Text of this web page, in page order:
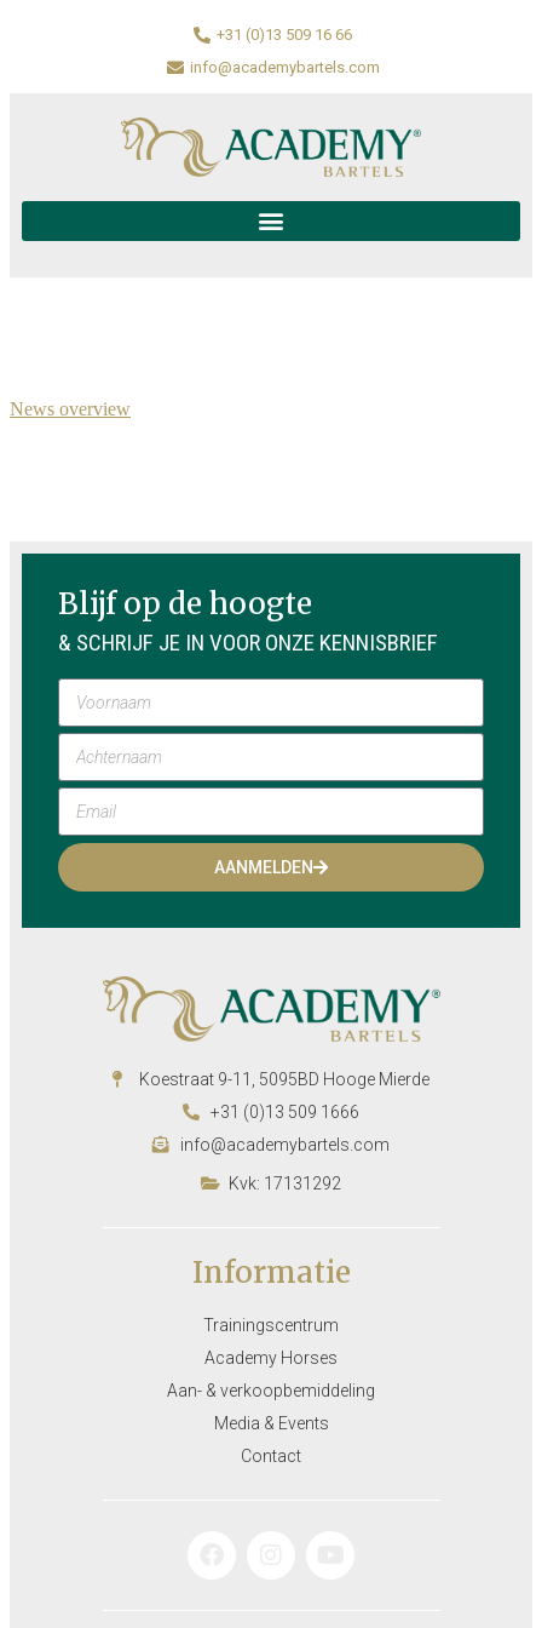
+31 (0)13 509 16 66
info@academybartels.com
News overview
Blijf op de hoogte
& SCHRIJF JE IN VOOR ONZE KENNISBRIEF
AANMELDEN
Koestraat 9-11, 5095BD Hooge Mierde
+31 (0)13 509 1666
info@academybartels.com
Kvk: 17131292
Informatie
Trainingscentrum
Academy Horses
Aan- & verkoopbemiddeling
Media & Events
Contact